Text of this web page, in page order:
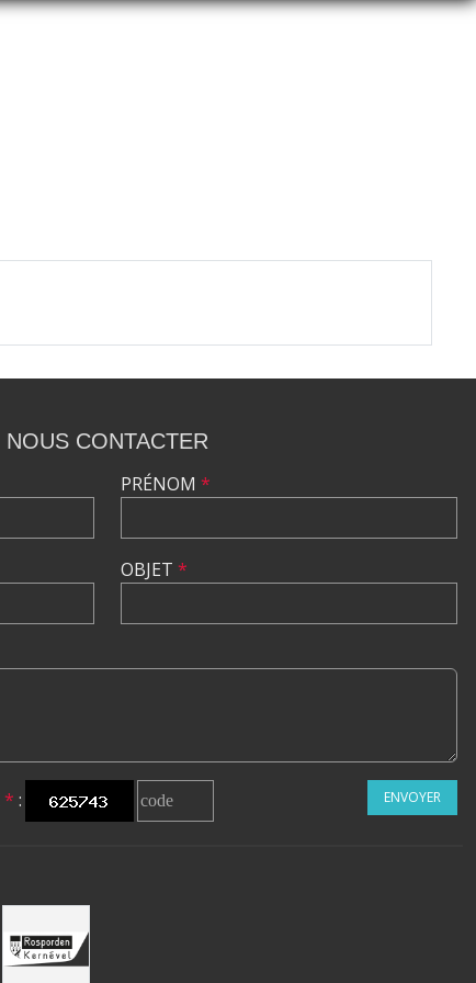
NOUS CONTACTER
PRÉNOM *
OBJET *
* : ENVOYER